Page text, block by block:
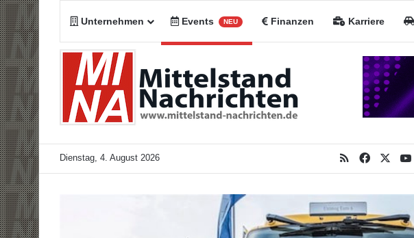
Unternehmen Events NEU Finanzen Karriere
Dienstag, 4. August 2026 RSS Facebook